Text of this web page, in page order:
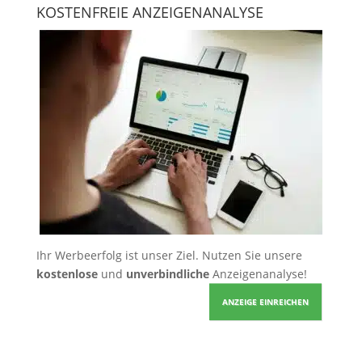
KOSTENFREIE ANZEIGENANALYSE
Ihr Werbeerfolg ist unser Ziel. Nutzen Sie unsere
kostenloseund unverbindlicheAnzeigenanalyse!
ANZEIGE EINREICHEN